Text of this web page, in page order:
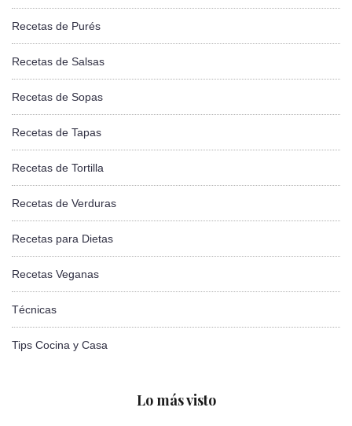
Recetas de Purés
Recetas de Salsas
Recetas de Sopas
Recetas de Tapas
Recetas de Tortilla
Recetas de Verduras
Recetas para Dietas
Recetas Veganas
Técnicas
Tips Cocina y Casa
Lo más visto